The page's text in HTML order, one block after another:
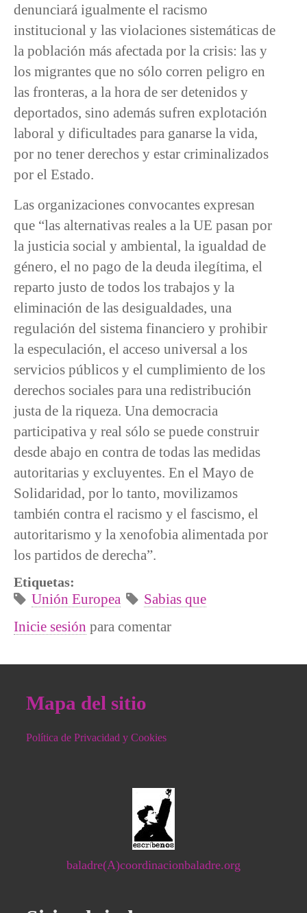
denunciará igualmente el racismo
institucional y las violaciones sistemáticas de
la población más afectada por la crisis: las y
los migrantes que no sólo corren peligro en
las fronteras, a la hora de ser detenidos y
deportados, sino además sufren explotación
laboral y dificultades para ganarse la vida,
por no tener derechos y estar criminalizados
por el Estado.
Las organizaciones convocantes expresan
que “las alternativas reales a la UE pasan por
la justicia social y ambiental, la igualdad de
género, el no pago de la deuda ilegítima, el
reparto justo de todos los trabajos y la
eliminación de las desigualdades, una
regulación del sistema financiero y prohibir
la especulación, el acceso universal a los
servicios públicos y el cumplimiento de los
derechos sociales para una redistribución
justa de la riqueza. Una democracia
participativa y real sólo se puede construir
desde abajo en contra de todas las medidas
autoritarias y excluyentes. En el Mayo de
Solidaridad, por lo tanto, movilizamos
también contra el racismo y el fascismo, el
autoritarismo y la xenofobia alimentada por
los partidos de derecha”.
Etiquetas:
Unión Europea
Sabias que
Inicie sesión para comentar
Mapa del sitio
Política de Privacidad y Cookies
baladre(A)coordinacionbaladre.org